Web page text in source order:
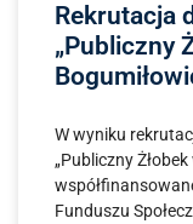
Rekrutacja
„Publiczny
W wyniku
„Publiczny
Funduszu